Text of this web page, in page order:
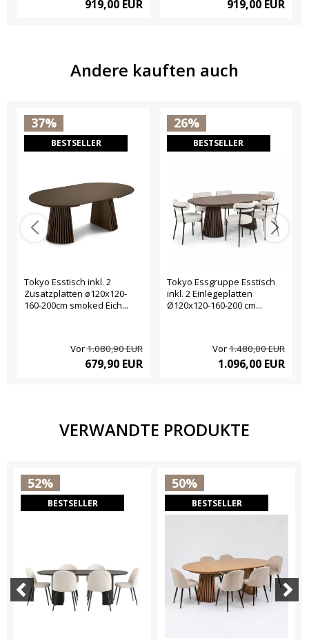
919,00 EUR 919,00 EUR
Andere kauften auch
37%
BESTSELLER
Tokyo Esstisch inkl. 2
Zusatzplatten ø120x120-
160-200cm smoked Eich...
Vor1.080,90 EUR
679,90 EUR
26%
BESTSELLER
Tokyo Essgruppe Esstisch
inkl. 2 Einlegeplatten
Ø120x120-160-200 cm...
Vor1.480,00 EUR
1.096,00 EUR
VERWANDTE PRODUKTE
52%
BESTSELLER
50%
BESTSELLER